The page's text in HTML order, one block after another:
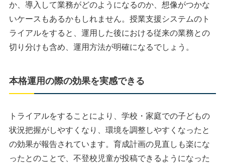
か、導入して業務がどのようになるのか、想像がつかな
いケースもあるかもしれません。授業支援システムのト
ライアルをすると、運用した後における従来の業務との
切り分けも含め、運用方法が明確になるでしょう。
本格運用の際の効果を実感できる
トライアルをすることにより、学校・家庭での子どもの
状況把握がしやすくなり、環境を調整しやすくなったと
の効果が報告されています。育成計画の見直しも楽にな
ったとのことで、不登校児童が投稿できるようになった